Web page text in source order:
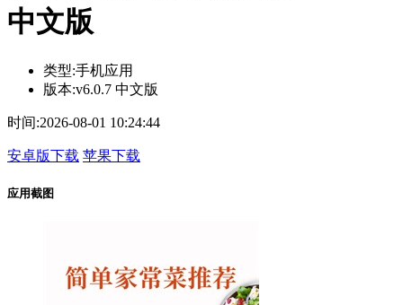
中文版
类型:手机应用
版本:v6.0.7 中文版
时间:2026-08-01 10:24:44
安卓版下载 苹果下载
应用截图